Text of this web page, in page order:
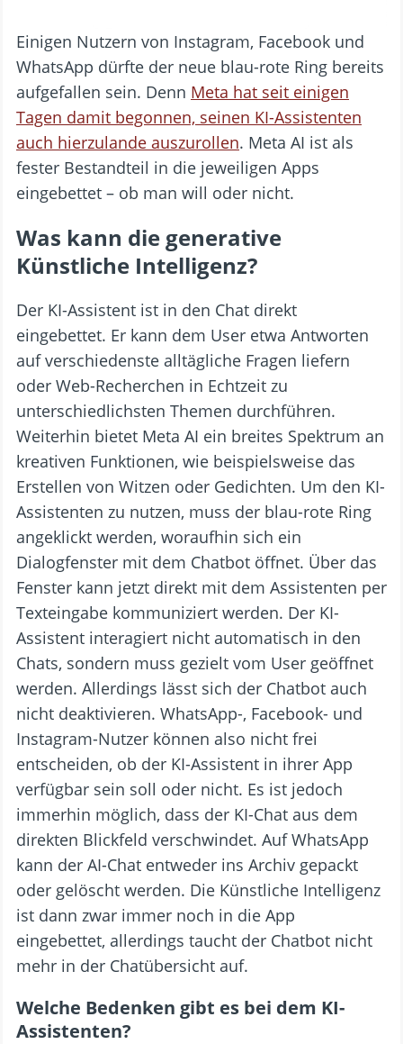
Einigen Nutzern von Instagram, Facebook und
WhatsApp dürfte der neue blau-rote Ring bereits
aufgefallen sein. Denn Meta hat seit einigen
Tagen damit begonnen, seinen KI-Assistenten
auch hierzulande auszurollen. Meta AI ist als
fester Bestandteil in die jeweiligen Apps
eingebettet – ob man will oder nicht.
Was kann die generative
Künstliche Intelligenz?
Der KI-Assistent ist in den Chat direkt
eingebettet. Er kann dem User etwa Antworten
auf verschiedenste alltägliche Fragen liefern
oder Web-Recherchen in Echtzeit zu
unterschiedlichsten Themen durchführen.
Weiterhin bietet Meta AI ein breites Spektrum an
kreativen Funktionen, wie beispielsweise das
Erstellen von Witzen oder Gedichten. Um den KI-
Assistenten zu nutzen, muss der blau-rote Ring
angeklickt werden, woraufhin sich ein
Dialogfenster mit dem Chatbot öffnet. Über das
Fenster kann jetzt direkt mit dem Assistenten per
Texteingabe kommuniziert werden. Der KI-
Assistent interagiert nicht automatisch in den
Chats, sondern muss gezielt vom User geöffnet
werden. Allerdings lässt sich der Chatbot auch
nicht deaktivieren. WhatsApp-, Facebook- und
Instagram-Nutzer können also nicht frei
entscheiden, ob der KI-Assistent in ihrer App
verfügbar sein soll oder nicht. Es ist jedoch
immerhin möglich, dass der KI-Chat aus dem
direkten Blickfeld verschwindet. Auf WhatsApp
kann der AI-Chat entweder ins Archiv gepackt
oder gelöscht werden. Die Künstliche Intelligenz
ist dann zwar immer noch in die App
eingebettet, allerdings taucht der Chatbot nicht
mehr in der Chatübersicht auf.
Welche Bedenken gibt es bei dem KI-
Assistenten?